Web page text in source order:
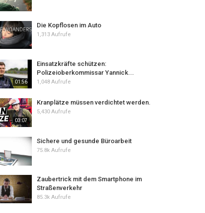
Die Kopflosen im Auto
1,313 Aufrufe
01:56
Einsatzkräfte schützen:
Polizeioberkommissar Yannick...
1,048 Aufrufe
03:07
Kranplätze müssen verdichtet werden.
5,430 Aufrufe
Sichere und gesunde Büroarbeit
75.8k Aufrufe
Zaubertrick mit dem Smartphone im
Straßenverkehr
85.3k Aufrufe